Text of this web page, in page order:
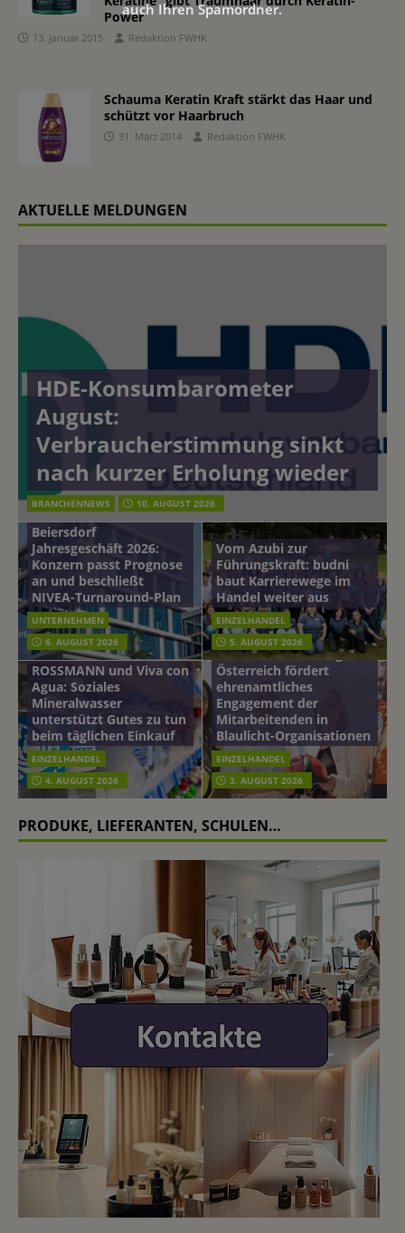
Power
13. Januar 2015 Redaktion FWHK
Schauma Keratin Kraft stärkt das Haar und
schützt vor Haarbruch
31. März 2014 Redaktion FWHK
AKTUELLE MELDUNGEN
HDE-Konsumbarometer
August:
Verbraucherstimmung sinkt
nach kurzer Erholung wieder
BRANCHENNEWS 10. AUGUST 2026
Beiersdorf
Jahresgeschäft 2026:
Konzern passt Prognose
an und beschließt
NIVEA-Turnaround-Plan
UNTERNEHMEN
6. AUGUST 2026
Vom Azubi zur
Führungskraft: budni
baut Karrierewege im
Handel weiter aus
EINZELHANDEL
5. AUGUST 2026
ROSSMANN und Viva con
Agua: Soziales
Mineralwasser
unterstützt Gutes zu tun
beim täglichen Einkauf
EINZELHANDEL
4. AUGUST 2026
mehr vom leben tag: dm
Österreich fördert
ehrenamtliches
Engagement der
Mitarbeitenden in
Blaulicht-Organisationen
EINZELHANDEL
3. AUGUST 2026
PRODUKE, LIEFERANTEN, SCHULEN…
auch Ihren Spamordner.